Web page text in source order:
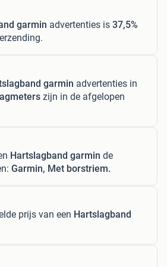
garmin advertenties is 37,5%
garmin advertenties in
zijn in de afgelopen
Hartslagband garmin de
Garmin, Met borstriem.
prijs van een Hartslagband